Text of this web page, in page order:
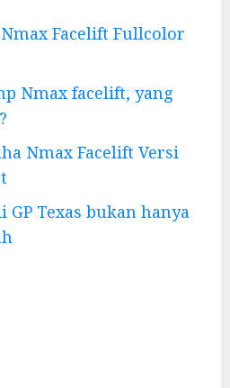
Facelift Fullcolor
Nmax facelift, yang
Nmax Facelift Versi
GP Texas bukan hanya